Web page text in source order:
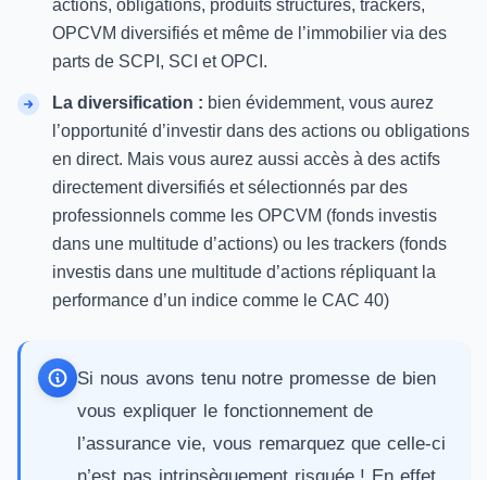
actions, obligations, produits structurés, trackers,
OPCVM diversifiés et même de l’immobilier via des
parts de SCPI , SCI et OPCI.
La diversification : bien évidemment, vous aurez
l’opportunité d’investir dans des actions ou obligations
en direct. Mais vous aurez aussi accès à des actifs
directement diversifiés et sélectionnés par des
professionnels comme les OPCVM (fonds investis
dans une multitude d’actions) ou les trackers (fonds
investis dans une multitude d’actions répliquant la
performance d’un indice comme le CAC 40)
Si nous avons tenu notre promesse de bien
vous expliquer le fonctionnement de
l’assurance vie, vous remarquez que celle-ci